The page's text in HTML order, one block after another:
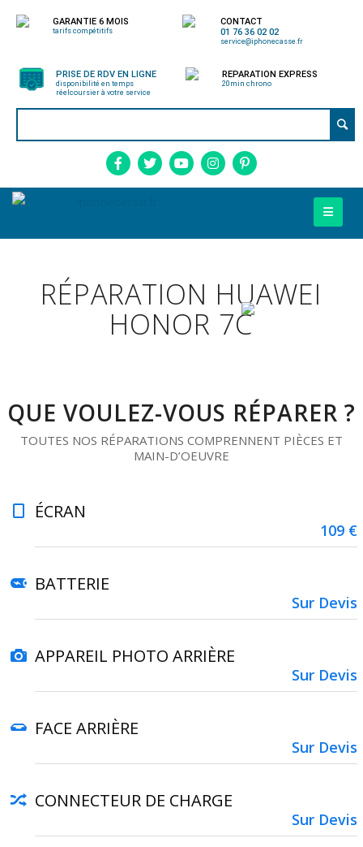
GARANTIE 6 MOIS
tarifs compétitifs
CONTACT
01 76 36 02 02
service@iphonecasse.fr
PRISE DE RDV EN LIGNE
disponibilité en temps
réelcoursier à votre service
REPARATION EXPRESS
20min chrono
RÉPARATION HUAWEI
HONOR 7C
QUE VOULEZ-VOUS RÉPARER ?
TOUTES NOS RÉPARATIONS COMPRENNENT PIÈCES ET
MAIN-D’OEUVRE
ÉCRAN
109 €
BATTERIE
Sur Devis
APPAREIL PHOTO ARRIÈRE
Sur Devis
FACE ARRIÈRE
Sur Devis
CONNECTEUR DE CHARGE
Sur Devis